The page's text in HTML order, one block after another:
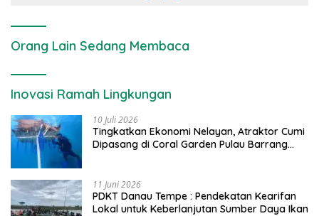
Orang Lain Sedang Membaca
Inovasi Ramah Lingkungan
10 Juli 2026
Tingkatkan Ekonomi Nelayan, Atraktor Cumi
Dipasang di Coral Garden Pulau Barrang
11 Juni 2026
PDKT Danau Tempe : Pendekatan Kearifan
Lokal untuk Keberlanjutan Sumber Daya Ikan